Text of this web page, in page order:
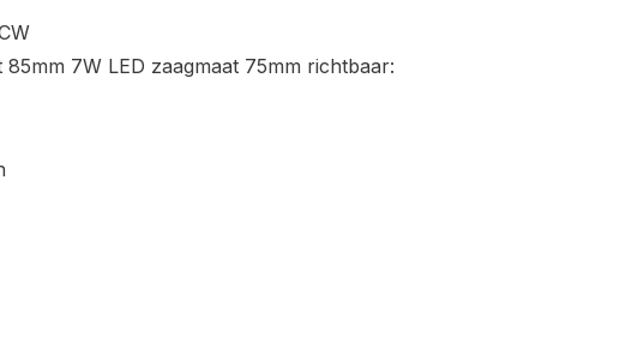
7W LED zaagmaat 75mm richtbaar: